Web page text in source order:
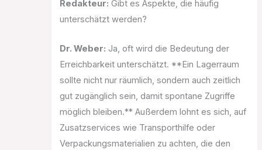
Redakteur: Gibt es Aspekte, die häufig
unterschätzt werden?
Dr. Weber: Ja, oft wird die Bedeutung der
Erreichbarkeit unterschätzt. **Ein Lagerraum
sollte nicht nur räumlich, sondern auch zeitlich
gut zugänglich sein, damit spontane Zugriffe
möglich bleiben.** Außerdem lohnt es sich, auf
Zusatzservices wie Transporthilfe oder
Verpackungsmaterialien zu achten, die den